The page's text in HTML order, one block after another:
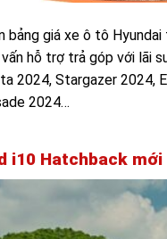
bảng giá xe ô tô
hỗ trợ trả góp với lãi
2024, Stargazer 2024,
2024…
i10 Hatchback mới